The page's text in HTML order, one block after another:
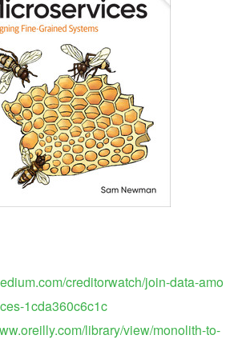
creditorwatch/join-data-amo
1cda360c6c1c
library/view/monolith-to-